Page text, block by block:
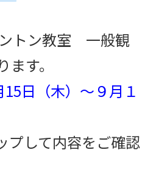
トン教室 一般観
す。
日（木）～９月１
プして内容をご確認